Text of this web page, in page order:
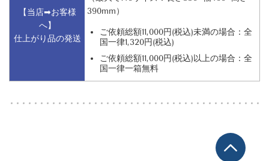
【当店➡お客様
へ】
仕上がり品の発送
390mm）
ご依頼総額11,000円(税込)未満の場合：全
国一律1,320円(税込)
ご依頼総額11,000円(税込)以上の場合：全
国一律一箱無料